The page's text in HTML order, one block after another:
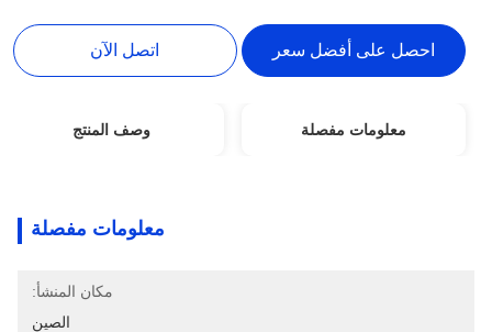
احصل على أفضل سعر اتصل الآن
معلومات مفصلة وصف المنتج
معلومات مفصلة
مكان المنشأ:
الصين